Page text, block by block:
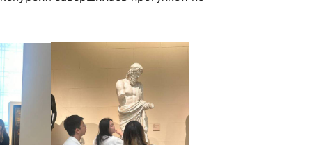
базы
ИИ в образовании
Студентам
Преподавателям